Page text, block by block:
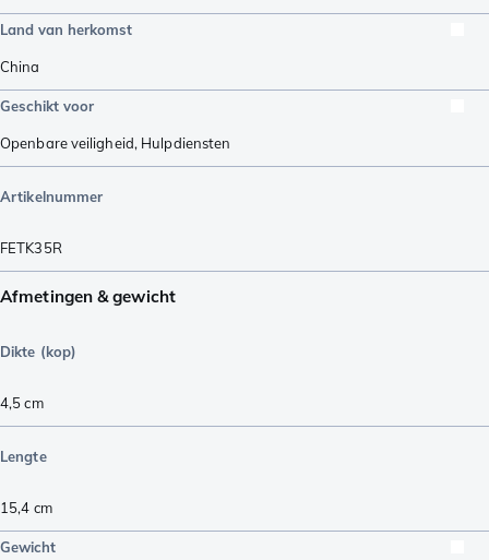
Land van herkomst
China
Geschikt voor
Openbare veiligheid, Hulpdiensten
Artikelnummer
FETK35R
Afmetingen & gewicht
Dikte (kop)
4,5cm
Lengte
15,4 cm
Gewicht